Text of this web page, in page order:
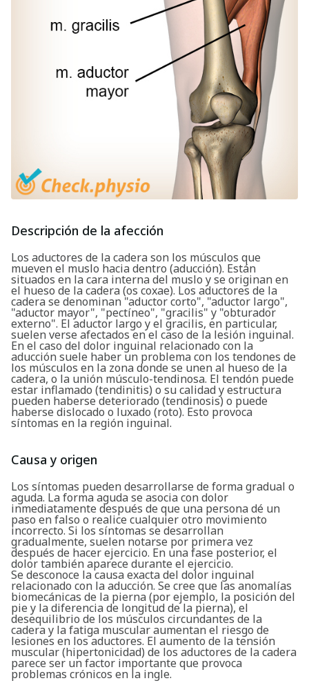
Descripción de la afección
Los aductores de la cadera son los músculos que
mueven el muslo hacia dentro (aducción). Están
situados en la cara interna del muslo y se originan en
el hueso de la cadera (os coxae). Los aductores de la
cadera se denominan "aductor corto", "aductor largo",
"aductor mayor", "pectíneo", "gracilis" y "obturador
externo". El aductor largo y el gracilis, en particular,
suelen verse afectados en el caso de la lesión inguinal.
En el caso del dolor inguinal relacionado con la
aducción suele haber un problema con los tendones de
los músculos en la zona donde se unen al hueso de la
cadera, o la unión músculo-tendinosa. El tendón puede
estar inflamado (tendinitis) o su calidad y estructura
pueden haberse deteriorado (tendinosis) o puede
haberse dislocado o luxado (roto). Esto provoca
síntomas en la región inguinal.
Causa y origen
Los síntomas pueden desarrollarse de forma gradual o
aguda. La forma aguda se asocia con dolor
inmediatamente después de que una persona dé un
paso en falso o realice cualquier otro movimiento
incorrecto. Si los síntomas se desarrollan
gradualmente, suelen notarse por primera vez
después de hacer ejercicio. En una fase posterior, el
dolor también aparece durante el ejercicio.
Se desconoce la causa exacta del dolor inguinal
relacionado con la aducción. Se cree que las anomalías
biomecánicas de la pierna (por ejemplo, la posición del
pie y la diferencia de longitud de la pierna), el
desequilibrio de los músculos circundantes de la
cadera y la fatiga muscular aumentan el riesgo de
lesiones en los aductores. El aumento de la tensión
muscular (hipertonicidad) de los aductores de la cadera
parece ser un factor importante que provoca
problemas crónicos en la ingle.